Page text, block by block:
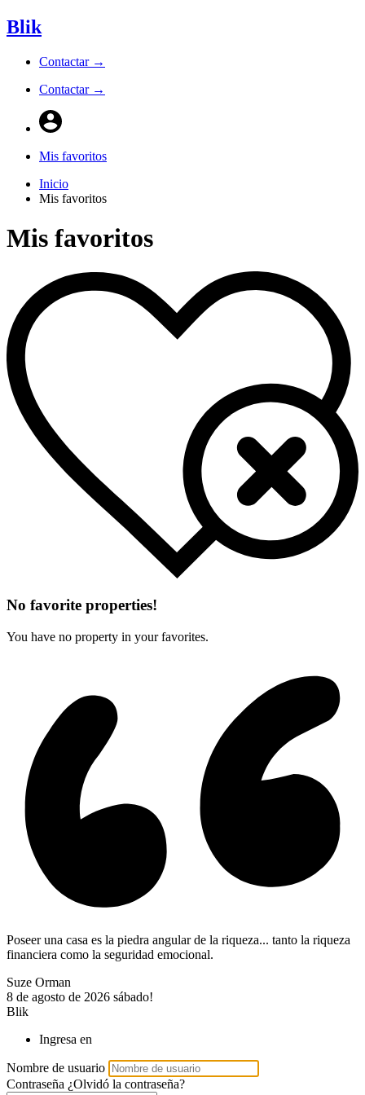
Blik
Contactar →
Contactar →
Mis favoritos
Inicio
Mis favoritos
Mis favoritos
No favorite properties!
You have no property in your favorites.
Poseer una casa es la piedra angular de la riqueza... tanto la riqueza
financiera como la seguridad emocional.
Suze Orman
8 de agosto de 2026 sábado!
Blik
Ingresa en
Nombre de usuario
Contraseña ¿Olvidó la contraseña?